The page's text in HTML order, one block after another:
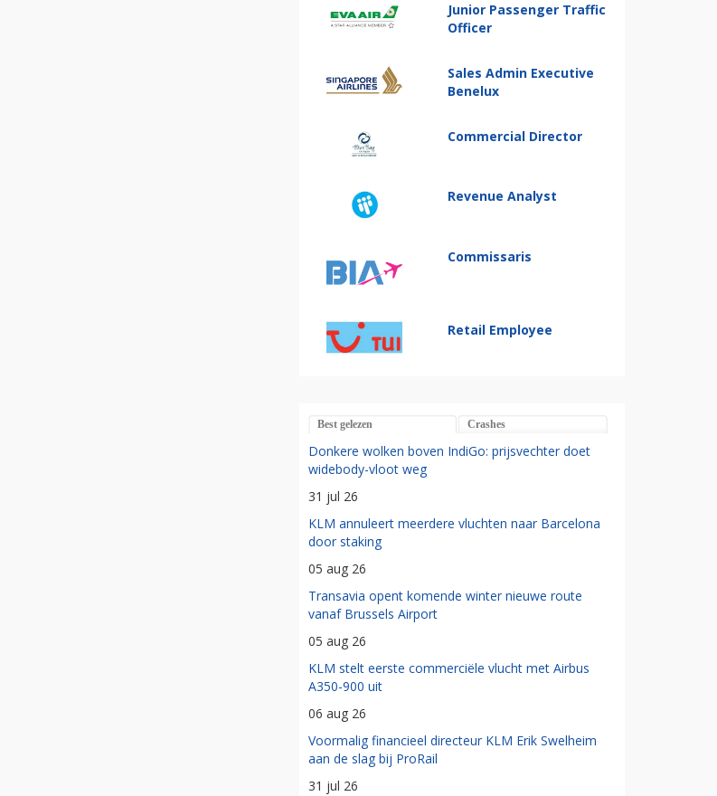
Junior Passenger Traffic
Officer
Sales Admin Executive
Benelux
Commercial Director
Revenue Analyst
Commissaris
Retail Employee
Best gelezen Crashes
Donkere wolken boven IndiGo: prijsvechter doet
widebody-vloot weg
31 jul 26
KLM annuleert meerdere vluchten naar Barcelona
door staking
05 aug 26
Transavia opent komende winter nieuwe route
vanaf Brussels Airport
05 aug 26
KLM stelt eerste commerciële vlucht met Airbus
A350-900 uit
06 aug 26
Voormalig financieel directeur KLM Erik Swelheim
aan de slag bij ProRail
31 jul 26